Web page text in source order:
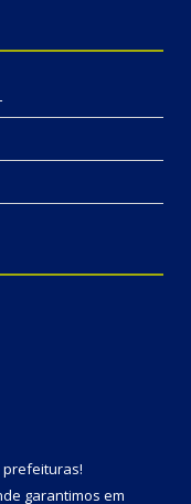
prefeituras!
garantimos em